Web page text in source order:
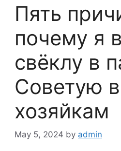
Пять
почему я
свёклу в
Советую
хозяйкам
May 5, 2024 by admin